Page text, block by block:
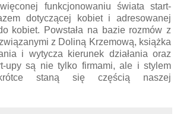
funkcjonowaniu świata start-
dotyczącej kobiet i adresowanej
kobiet. Powstała na bazie rozmów z
z Doliną Krzemową, książka
i wytycza kierunek działania oraz
upy są nie tylko firmami, ale i stylem
staną się częścią naszej